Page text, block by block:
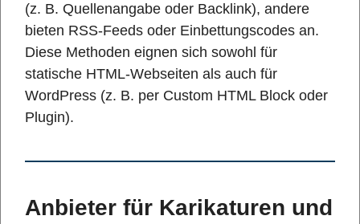
(z. B. Quellenangabe oder Backlink), andere
bieten RSS-Feeds oder Einbettungscodes an.
Diese Methoden eignen sich sowohl für
statische HTML-Webseiten als auch für
WordPress (z. B. per Custom HTML Block oder
Plugin).
Anbieter für Karikaturen und